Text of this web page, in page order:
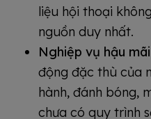
liệu hội thoại
nguồn duy nhất.
Nghiệp vụ hậu
động đặc thù của
hành, đánh bóng,
chưa có quy trình